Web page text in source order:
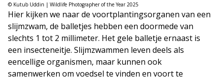
© Kutub Uddin | Wildlife Photographer of the Year 2025
Hier kijken we naar de voortplantingsorganen van een
slijmzwam, de balletjes hebben een doormede van
slechts 1 tot 2 millimeter. Het gele balletje ernaast is
een insecteneitje. Slijmzwammen leven deels als
eencellige organismen, maar kunnen ook
samenwerken om voedsel te vinden en voort te